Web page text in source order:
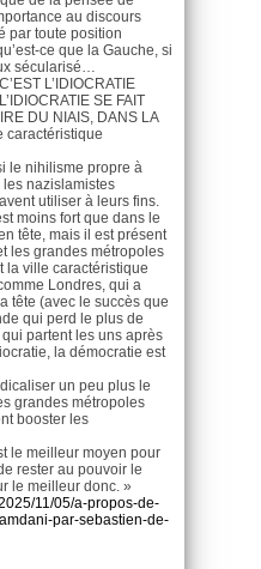
au discours
par toute position
ce que la Gauche, si
sécularisé…
L’IDIOCRATIE
SE FAIT
DU NIAIS, DANS LA
caractéristique
le nihilisme propre à
les nazislamistes
utiliser à leurs fins.
moins fort que dans le
tête, mais il est présent
les grandes métropoles
la ville caractéristique
Londres, qui a
tête (avec le succès que
qui perd le plus de
partent les uns après
la démocratie est
un peu plus le
grandes métropoles
booster les
le meilleur moyen pour
rester au pouvoir le
le meilleur donc. »
11/05/a-propos-de-
par-sebastien-de-